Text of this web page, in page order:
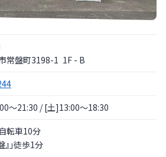
常盤町3198-1 1F - B
～21:30 / [土]13:00～18:30
転車10分
』」徒歩1分